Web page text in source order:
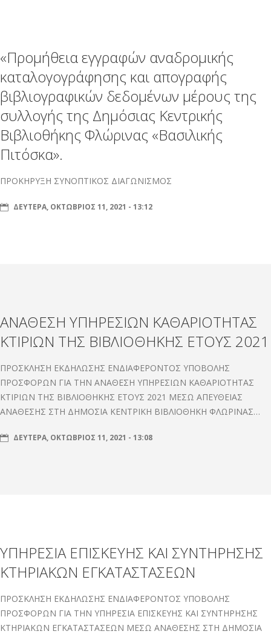
«Προμήθεια εγγραφών αναδρομικής
καταλογογράφησης και απογραφής
βιβλιογραφικών δεδομένων μέρους της
συλλογής της Δημόσιας Κεντρικής
Βιβλιοθήκης Φλώρινας «Βασιλικής
Πιτόσκα».
ΠΡΟΚΗΡΥΞΗ ΣΥΝΟΠΤΙΚΟΣ ΔΙΑΓΩΝΙΣΜΟΣ
ΔΕΥΤΈΡΑ, ΟΚΤΏΒΡΙΟΣ 11, 2021 - 13:12
ΑΝΑΘΕΣΗ ΥΠΗΡΕΣΙΩΝ ΚΑΘΑΡΙΟΤΗΤΑΣ
ΚΤΙΡΙΩΝ ΤΗΣ ΒΙΒΛΙΟΘΗΚΗΣ ΕΤΟΥΣ 2021
ΠΡΟΣΚΛΗΣΗ ΕΚΔΗΛΩΣΗΣ ΕΝΔΙΑΦΕΡΟΝΤΟΣ ΥΠΟΒΟΛΗΣ
ΠΡΟΣΦΟΡΩΝ ΓΙΑ ΤΗΝ ΑΝΑΘΕΣΗ ΥΠΗΡΕΣΙΩΝ ΚΑΘΑΡΙΟΤΗΤΑΣ
ΚΤΙΡΙΩΝ ΤΗΣ ΒΙΒΛΙΟΘΗΚΗΣ ΕΤΟΥΣ 2021 ΜΕΣΩ ΑΠΕΥΘΕΙΑΣ
ΑΝΑΘΕΣΗΣ ΣΤΗ ΔΗΜΟΣΙΑ ΚΕΝΤΡΙΚΗ ΒΙΒΛΙΟΘΗΚΗ ΦΛΩΡΙΝΑΣ…
ΔΕΥΤΈΡΑ, ΟΚΤΏΒΡΙΟΣ 11, 2021 - 13:08
ΥΠΗΡΕΣΙΑ ΕΠΙΣΚΕΥΗΣ ΚΑΙ ΣΥΝΤΗΡΗΣΗΣ
ΚΤΗΡΙΑΚΩΝ ΕΓΚΑΤΑΣΤΑΣΕΩΝ
ΠΡΟΣΚΛΗΣΗ ΕΚΔΗΛΩΣΗΣ ΕΝΔΙΑΦΕΡΟΝΤΟΣ ΥΠΟΒΟΛΗΣ
ΠΡΟΣΦΟΡΩΝ ΓΙΑ ΤΗΝ ΥΠΗΡΕΣΙΑ ΕΠΙΣΚΕΥΗΣ ΚΑΙ ΣΥΝΤΗΡΗΣΗΣ
ΚΤΗΡΙΑΚΩΝ ΕΓΚΑΤΑΣΤΑΣΕΩΝ ΜΕΣΩ ΑΝΑΘΕΣΗΣ ΣΤΗ ΔΗΜΟΣΙΑ